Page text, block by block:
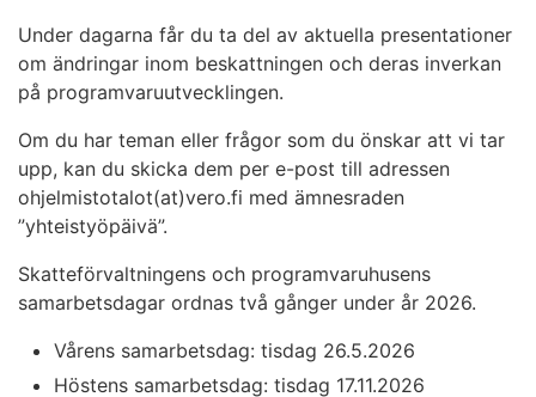
Under dagarna får du ta del av aktuella presentationer
om ändringar inom beskattningen och deras inverkan
på programvaruutvecklingen.
Om du har teman eller frågor som du önskar att vi tar
upp, kan du skicka dem per e-post till adressen
ohjelmistotalot(at)vero.fi med ämnesraden
”yhteistyöpäivä”.
Skatteförvaltningens och programvaruhusens
samarbetsdagar ordnas två gånger under år 2026.
Vårens samarbetsdag: tisdag 26.5.2026
Höstens samarbetsdag: tisdag 17.11.2026